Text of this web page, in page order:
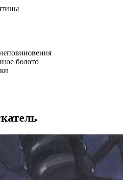
болото